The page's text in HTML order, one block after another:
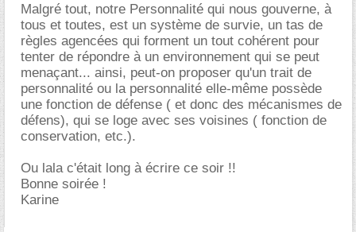
Malgré tout, notre Personnalité qui nous gouverne, à
tous et toutes, est un système de survie, un tas de
règles agencées qui forment un tout cohérent pour
tenter de répondre à un environnement qui se peut
menaçant... ainsi, peut-on proposer qu'un trait de
personnalité ou la personnalité elle-même possède
une fonction de défense ( et donc des mécanismes de
défens), qui se loge avec ses voisines ( fonction de
conservation, etc.).
Ou lala c'était long à écrire ce soir !!
Bonne soirée !
Karine